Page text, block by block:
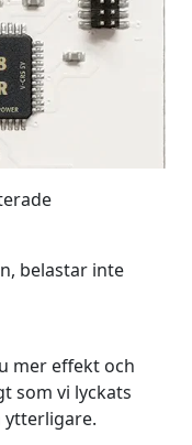
belastar inte
mer effekt och
som vi lyckats
ytterligare.